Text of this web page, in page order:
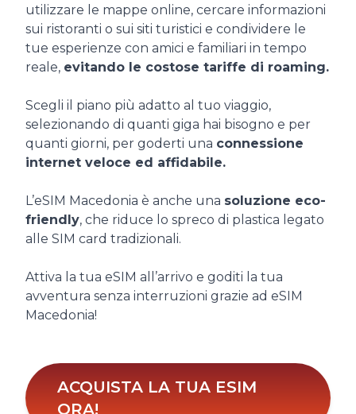
utilizzare le mappe online, cercare informazioni
sui ristoranti o sui siti turistici e condividere le
tue esperienze con amici e familiari in tempo
reale, evitando le costose tariffe di roaming.
Scegli il piano più adatto al tuo viaggio,
selezionando di quanti giga hai bisogno e per
quanti giorni, per goderti una connessione
internet veloce ed affidabile.
L’eSIM Macedonia è anche una soluzione eco-
friendly, che riduce lo spreco di plastica legato
alle SIM card tradizionali.
Attiva la tua eSIM all’arrivo e goditi la tua
avventura senza interruzioni grazie ad eSIM
Macedonia!
ACQUISTA LA TUA ESIM
ORA!